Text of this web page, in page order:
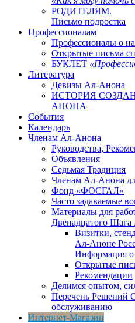
РОДИТЕЛЯМ.
Письмо подростка
Профессионалам
Профессионалы о
Открытые письма
БУКЛЕТ
Литература
Девизы Ал-Анона
ИСТОРИЯ
АНОНА
События
Календарь
Членам Ал-Анона
Руководства,
Объявления
Седьмая Традиция
Членам Ал-Анона
Фонд «ФОСГАЛ»
Часто задаваемые
Материалы для
Двенадцатого
Визитки,
Ал-Аноне
Информация о
Открытые
Рекомендации
Делимся опытом,
Перечень Решений
обслуживанию
Интернет-Магазин